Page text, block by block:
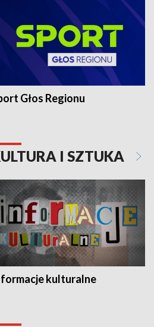
Głos Regionu
I SZTUKA
kulturalne